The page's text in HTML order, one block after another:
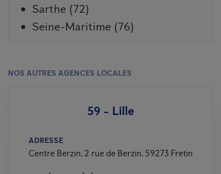
Sarthe (72)
Seine-Maritime (76)
NOS AUTRES AGENCES LOCALES
59 - Lille
ADRESSE
Centre Berzin, 2 rue de Berzin, 59273 Fretin